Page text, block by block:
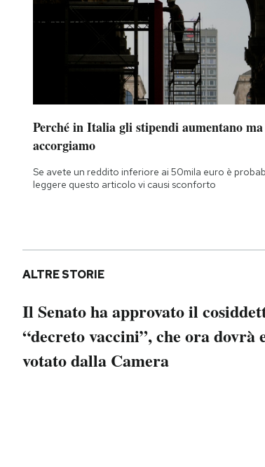
SHOP
AREA PERSONALE
Area Personale
Newsletter
Regala il Post
Perché in Italia gli stipendi aumentano ma
accorgiamo
Se avete un reddito inferiore ai 50mila euro è
leggere questo articolo vi causi sconforto
ALTRE STORIE
Il Senato ha approvato il
“decreto vaccini”, che ora dovrà
votato dalla Camera